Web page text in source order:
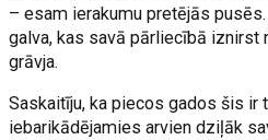
– esam ierakumu pretējās
galva, kas savā pārliecībā iznirst
grāvja.
Saskaitīju, ka piecos gados šis ir
iebarikādējamies arvien dziļāk